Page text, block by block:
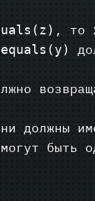
, то
должны
быть